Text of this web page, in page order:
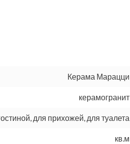
Керама Марацци
керамогранит
для прихожей, для туалета
кв.м